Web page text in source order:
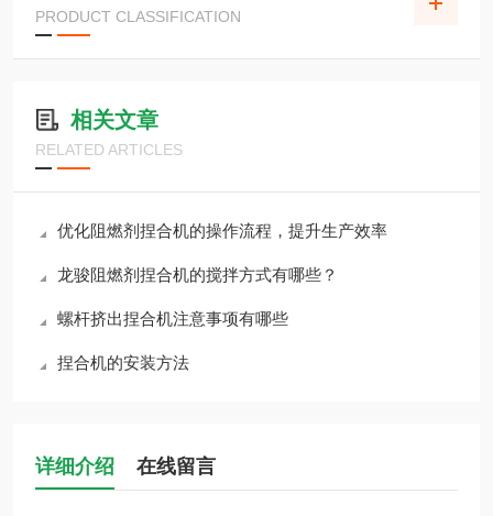
PRODUCT CLASSIFICATION
相关文章
RELATED ARTICLES
优化阻燃剂捏合机的操作流程，提升生产效率
龙骏阻燃剂捏合机的搅拌方式有哪些？
螺杆挤出捏合机注意事项有哪些
捏合机的安装方法
详细介绍 在线留言